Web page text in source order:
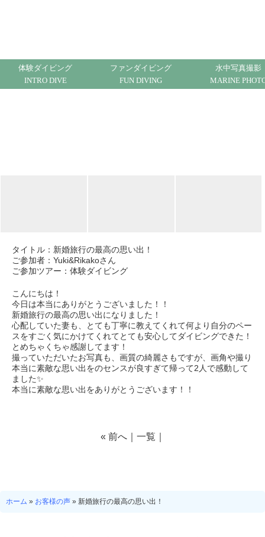
ースショア
体験ダイビング
INTRO DIVE
ファンダイビング
FUN DIVING
水中写真撮影
MARINE
タイトル： 新婚旅行の最高の思い出！
ご参加者：Yuki&Rikakoさん
ご参加ツアー：体験ダイビング
こんにちは！
今日は本当にありがとうございました！！
新婚旅行の最高の思い出になりました！
心配していた妻も、とても丁寧に教えてくれて何より自分のペー
スをすごく気にかけてくれてとても安心してダイビングできた！
とめちゃくちゃ感謝してます！
撮っていただいたお写真も、画質の綺麗さもですが、画角や撮り
本当に素敵な思い出をのセンスが良すぎて帰って2人で感動して
ました✨
本当に素敵な思い出をありがとうございます！！
« 前へ｜ 一覧
ホーム » お客様の声 » 新婚旅行の最高の思い出！